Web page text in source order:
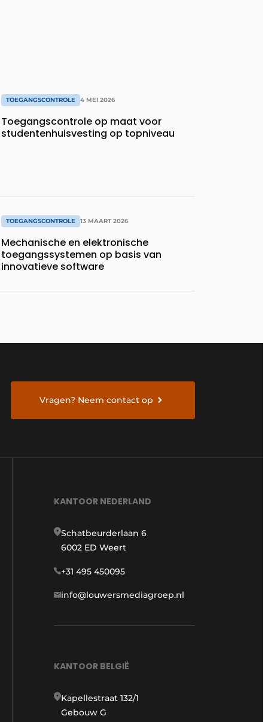
TOEGANGSCONTROLE 4 MEI 2026
Toegangscontrole op maat voor
studentenhuisvesting op topniveau
TOEGANGSCONTROLE 13 MAART 2026
Mechanische en elektronische
toegangssystemen op basis van
innovatieve software
Vragen? Neem contact op
KANTOOR NEDERLAND
Schatbeurderlaan 6
6002 ED Weert
+31 495 450095
info@louwersmediagroep.nl
KANTOOR BELGIË
Kapellestraat 132/1
Gebouw G